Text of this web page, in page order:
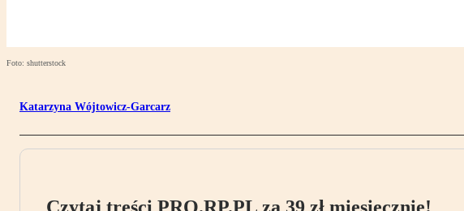
Foto: shutterstock
Katarzyna Wójtowicz-Garcarz